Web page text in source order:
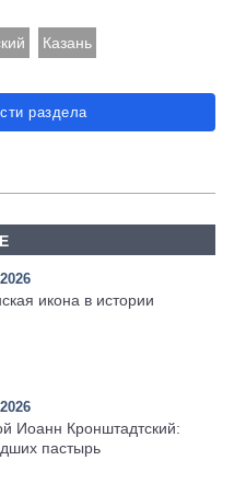
Казань
раздела
икона в истории
пастырь